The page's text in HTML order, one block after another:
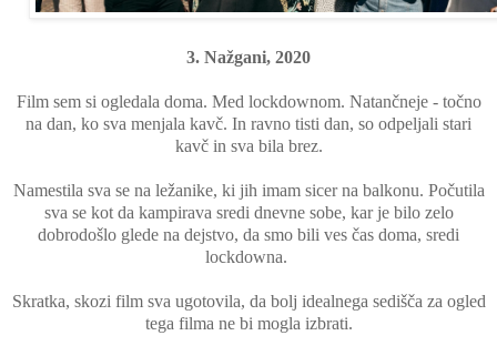
3. Nažgani, 2020
Film sem si ogledala doma. Med lockdownom. Natančneje - točno
na dan, ko sva menjala kavč. In ravno tisti dan, so odpeljali stari
kavč in sva bila brez.
Namestila sva se na ležanike, ki jih imam sicer na balkonu. Počutila
sva se kot da kampirava sredi dnevne sobe, kar je bilo zelo
dobrodošlo glede na dejstvo, da smo bili ves čas doma, sredi
lockdowna.
Skratka, skozi film sva ugotovila, da bolj idealnega sedišča za ogled
tega filma ne bi mogla izbrati.